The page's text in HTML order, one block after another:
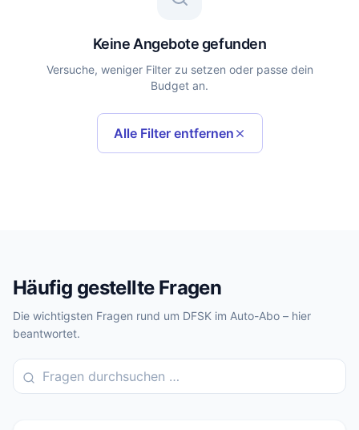
Keine Angebote gefunden
Versuche, weniger Filter zu setzen oder passe dein
Budget an.
Alle Filter entfernen
Häufig gestellte Fragen
Die wichtigsten Fragen rund um DFSK im Auto-Abo – hier
beantwortet.